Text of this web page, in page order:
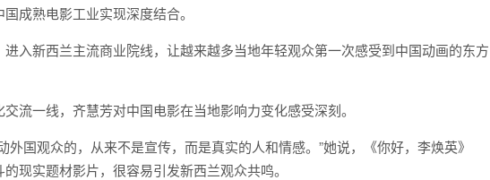
成熟电影工业实现深度结合。
新西兰主流商业院线，让越来越多当地年轻观众第一次感受到中国动画的东方
一线，齐慧芳对中国电影在当地影响力变化感受深刻。
国观众的，从来不是宣传，而是真实的人和情感。”她说，《你好，李焕英》
现实题材影片，很容易引发新西兰观众共鸣。